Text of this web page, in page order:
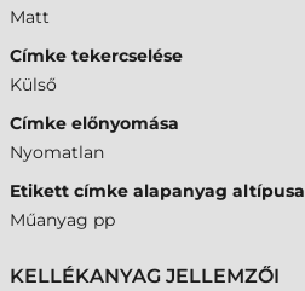
Matt
Címke tekercselése
Külső
Címke előnyomása
Nyomatlan
Etikett címke alapanyag altípusa
Műanyag pp
KELLÉKANYAG JELLEMZŐI